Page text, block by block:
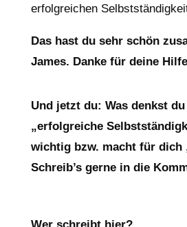
erfolgreichen
Das hast du sehr schön
James. Danke für deine
Und jetzt du: Was denkst
„erfolgreiche
wichtig bzw. macht für dich
Schreib’s gerne in die
Wer schreibt hier?